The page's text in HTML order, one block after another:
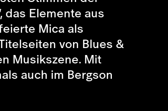
Elemente aus
Mica als
von Blues &
Musikszene. Mit
auch im Bergson